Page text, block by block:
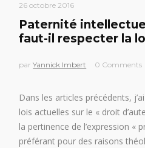
26 octobre 2016
Paternité
faut-il respecter la
parYannick Imbert 0 Comments
Dans les articles précédents,
lois actuelles sur le « droit
la pertinence de l’expression «
préférant pour des raisons